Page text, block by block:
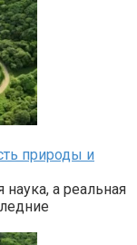
природы и
наука, а реальная